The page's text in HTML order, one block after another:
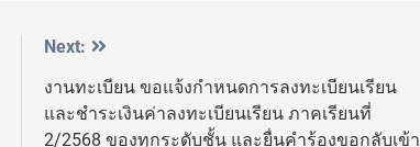
Next:
งานทะเบียน ขอแจ้งกำหนดการลงทะเบียนเรียน
และชำระเงินค่าลงทะเบียนเรียน ภาคเรียนที่
2/2568 ของทุกระดับชั้น และยื่นคำร้องขอกลับเข้า